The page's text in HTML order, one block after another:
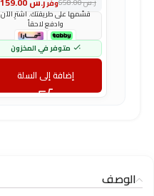
وفر ر.س658.00
قسّمها على طريقتك. اشترِ الآن
وادفع لاحقاً
متوفر في المخزون
إضافة إلى السلة
الوصف